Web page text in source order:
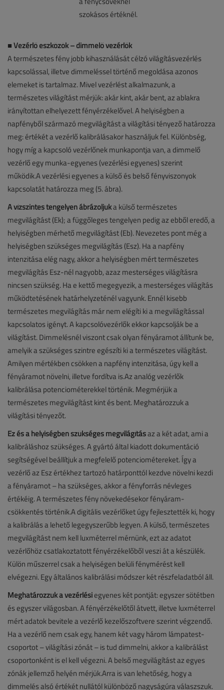
■Vezérlő eszközök – dimmelő vezérlők
A természetes fény jobb kihasználását célzó világításvezérlés
kapcsolással, illetve dimmeléssel történő megoldása azonos
elemeket is tartalmaz. Mivel vezérlést alkalmazunk, a
természetes világítást mérjük: akár kint, akár bent, az ablakra
irányítottan elhelyezett fényérzékelővel. A helyiségben a
napfényből származó megvilágítást a világítási tényező határozza
meg: értékét a vezérlő kalibrálásakor használjuk fel. Különbség,
hogy míg a kapcsoló vezérlőnek munkapontja van, a dimmelő
vezérlő egy munka-egyenes (vezérlési egyenes) szerint
működik.A vezérlési egyenes a külső és belső fényviszonyok
kapcsolatát határozza meg (5. ábra).
A vízszintes tengelyen ábrázoljuka külső természetes
megvilágítást (Ek); a függőleges tengelyen pedig az ebből eredő, a
helyiségben mérhető megvilágítást (Eb). Nevezetes pont még a
helyiségben szükséges megvilágítás (Esz). Ha a napfény
intenzitása elég nagy, akkor a helyiségben mért természetes
megvilágítás Esz-nél nagyobb, azaz mesterséges világításra
nincsen szükség. Ha e kettő megegyezik, a mesterséges világítás
működtetésének határhelyzeténél vagyunk. Ennél kisebb
természetes megvilágítás már nem elégíti ki a megvilágítással
kapcsolatos igényt. A kapcsolóvezérlők ekkor kapcsolják be a
világítást. Dimmelésnél viszont csak olyan fényáramot állítunk be,
amelyik a szükséges szintre egészíti ki a természetes világítást.
Amilyen mértékben csökken a napfény intenzitása, úgy kell a
fényáramot növelni, illetve fordítva is.Az analóg vezérlők
kalibrálása potenciométerekkel történik. Megmérjük a
természetes megvilágítást kint és bent. Meghatározzuk a
világítási tényezőt.
Ez és a helyiségben szükséges megvilágításaz a két adat, ami a
kalibráláshoz szükséges. A gyártó által kiadott dokumentáció
segítségével beállítjuk a megfelelő potenciométereket. Így a
vezérlő az Esz értékhez tartozó határponttól kezdve növelni kezdi
a fényáramot – ha szükséges, akkor a fényforrás névleges
értékéig. A természetes fény növekedésekor fényáram-
csökkentés történik.A digitális vezérlőket úgy fejlesztették ki, hogy
a kalibrálás a lehető legegyszerűbb legyen. A külső, természetes
megvilágítást nem kell luxméterrel mérnünk, ezt az adatot
vezérlőhöz csatlakoztatott fényérzékelőből veszi át a készülék.
Külön műszerrel csak a helyiségen belüli fénymérést kell
elvégezni. Egy általános kalibrálási módszer két részfeladatból áll.
Meghatározzuk a vezérlésiegyenes két pontját: egyszer sötétben
és egyszer világosban. A fényérzékelőtől átvett, illetve luxméterrel
mért adatok bevitele a vezérlő kezelőszoftvere szerint végzendő.
Ha a vezérlő nem csak egy, hanem két vagy három lámpatest-
csoportot – világítási zónát – is tud dimmelni, akkor a kalibrálást
csoportonként is el kell végezni. A belső megvilágítást az egyes
zónák jellemző helyén mérjük.Arra is van lehetőség, hogy a
dimmelés alsó értékét nullától különböző nagyságúra válaszszuk.